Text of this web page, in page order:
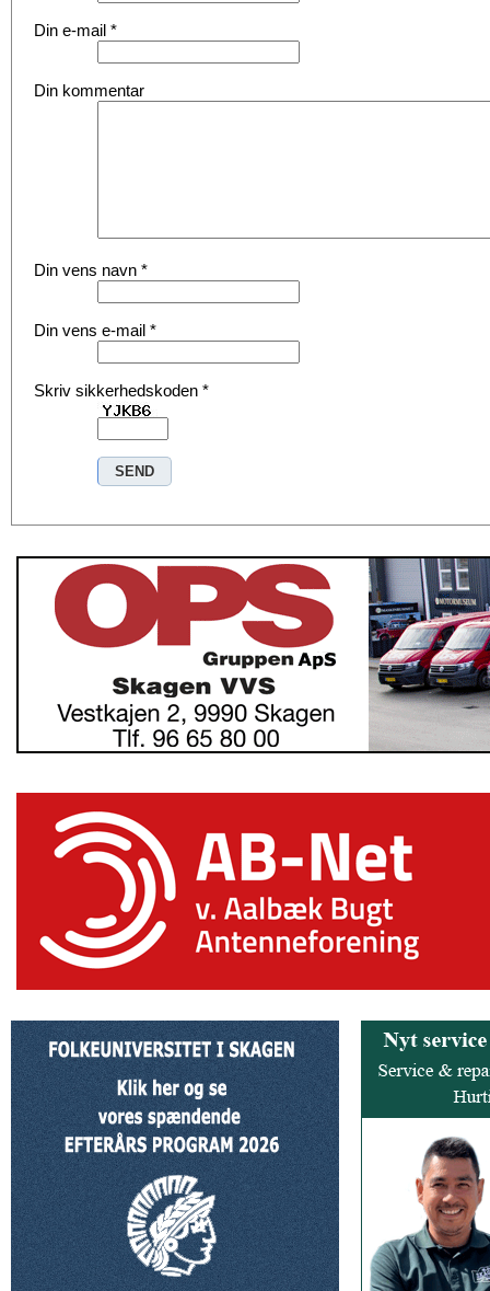
Din e-mail *
Din kommentar
Din vens navn *
Din vens e-mail *
Skriv sikkerhedskoden *